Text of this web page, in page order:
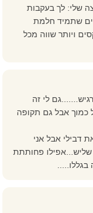
שלי: לך בעקבות
שתמיד חלמת
ויותר שווה מכל
לי זה
מזל כמוך אבל גם תקופה
דבילי אבל אני
שליש...אפילו פחותתת